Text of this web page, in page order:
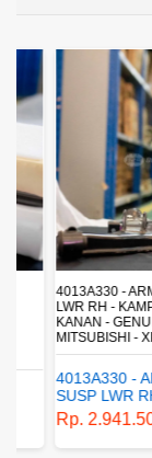
4013A330 - ARM
LWR RH - KAMPAK
KANAN - GENUINE
MITSUBISHI -
4013A330 - ARM
SUSP LWR RH -
DEPAN BAWAH
GENUINE
MITSUBISHI -
Rp. 2.941.500,00